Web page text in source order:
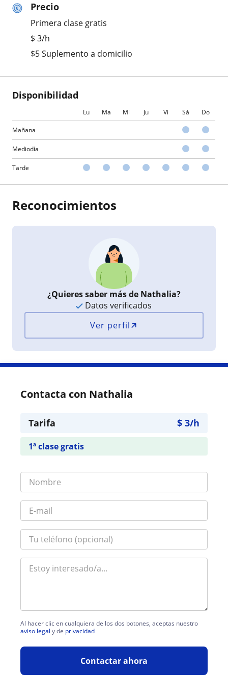
Precio
Primera clase gratis
$ 3/h
$5 Suplemento a domicilio
Disponibilidad
Lu Ma Mi Ju Vi Sá Do
Mañana
Mediodía
Tarde
Reconocimientos
¿Quieres saber más de Nathalia?
Datos verificados
Ver perfil
Contacta con Nathalia
Tarifa $ 3/h
1ª clase gratis
Al hacer clic en cualquiera de los dos botones, aceptas nuestro
aviso legal y de privacidad
Contactar ahora